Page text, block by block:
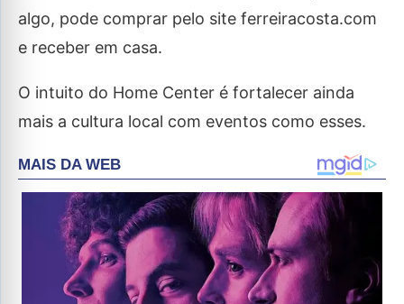
algo, pode comprar pelo site ferreiracosta.com
e receber em casa.
O intuito do Home Center é fortalecer ainda
mais a cultura local com eventos como esses.